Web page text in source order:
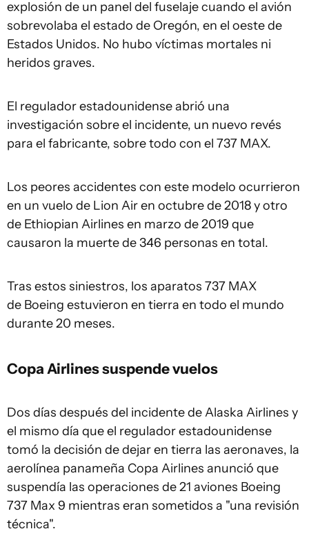
explosión de un panel del fuselaje cuando el avión
sobrevolaba el estado de Oregón, en el oeste de
Estados Unidos. No hubo víctimas mortales ni
heridos graves.
El regulador estadounidense abrió una
investigación sobre el incidente, un nuevo revés
para el fabricante, sobre todo con el 737 MAX.
Los peores accidentes con este modelo ocurrieron
en un vuelo de Lion Air en octubre de 2018 y otro
de Ethiopian Airlines en marzo de 2019 que
causaron la muerte de 346 personas en total.
Tras estos siniestros, los aparatos 737 MAX
de Boeing estuvieron en tierra en todo el mundo
durante 20 meses.
Copa Airlines suspende vuelos
Dos días después del incidente de Alaska Airlines y
el mismo día que el regulador estadounidense
tomó la decisión de dejar en tierra las aeronaves, la
aerolínea panameña Copa Airlines anunció que
suspendía las operaciones de 21 aviones Boeing
737 Max 9 mientras eran sometidos a "una revisión
técnica".